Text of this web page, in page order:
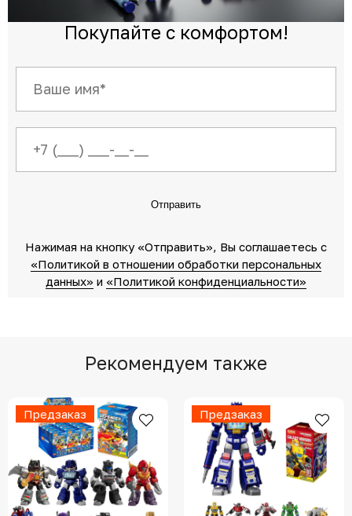
Покупайте с комфортом!
Отправить
Нажимая на кнопку «Отправить»‎, Вы соглашаетесь c
«Политикой в отношении обработки персональных
данных»‎ ‎ и «Политикой конфиденциальности»
Рекомендуем также
Предзаказ Предзаказ